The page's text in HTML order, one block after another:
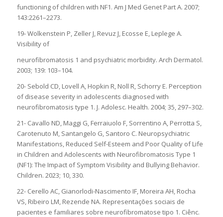
functioning of children with NF1. Am J Med Genet Part A. 2007;
143:2261–2273.
19- Wolkenstein P, Zeller J, Revuz J, Ecosse E, Leplege A.
Visibility of
neurofibromatosis 1 and psychiatric morbidity. Arch Dermatol.
2003; 139: 103–104.
20- Sebold CD, Lovell A, Hopkin R, Noll R, Schorry E. Perception
of disease severity in adolescents diagnosed with
neurofibromatosis type 1. J. Adolesc. Health. 2004; 35, 297–302.
21- Cavallo ND, Maggi G, Ferraiuolo F, Sorrentino A, Perrotta S,
Carotenuto M, Santangelo G, Santoro C. Neuropsychiatric
Manifestations, Reduced Self-Esteem and Poor Quality of Life
in Children and Adolescents with Neurofibromatosis Type 1
(NF1): The Impact of Symptom Visibility and Bullying Behavior.
Children. 2023; 10, 330.
22- Cerello AC, Gianorlodi-Nascimento IF, Moreira AH, Rocha
VS, Ribeiro LM, Rezende NA. Representações sociais de
pacientes e familiares sobre neurofibromatose tipo 1. Ciênc.